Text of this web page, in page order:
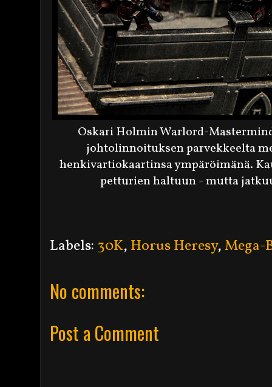
Oskari Holmin Warlord-
johtolinnoituksen parvekkeelta
henkivartiokaartinsa ympäröimänä.
petturien haltuun - mutta
Labels: 30K, Horus Heresy, Mega-
No comments:
Post a Comment